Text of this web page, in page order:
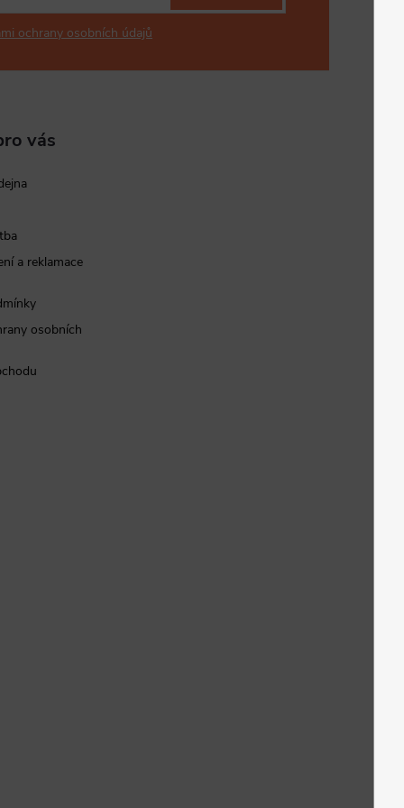
ochrany osobních údajů
vás
a reklamace
osobních